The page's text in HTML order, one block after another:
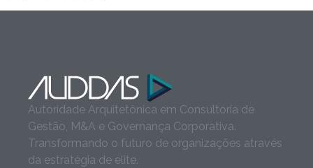
Autoridade Arquitetônica em Consultoria de
Gestão, M&A e Governança Corporativa.
Transformando o futuro de organizações através
da estratégia de elite.